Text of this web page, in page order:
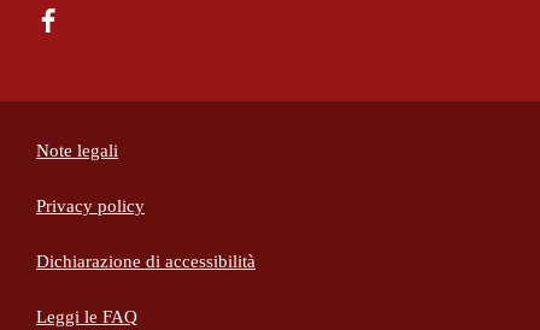
Note legali
Privacy policy
Dichiarazione di accessibilità
Leggi le FAQ